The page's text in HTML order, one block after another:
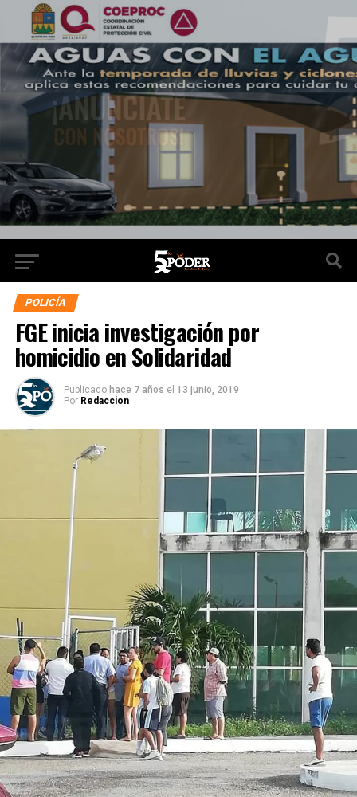
POLICÍA
FGE inicia investigación por
homicidio en Solidaridad
Publicado hace 7 años el 13 junio, 2019
Por Redaccion